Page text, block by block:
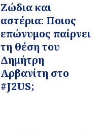
Ζώδια και
αστέρια: Ποιος
επώνυμος παίρνει
τη θέση του
Δημήτρη
Αρβανίτη στο
#J2US;